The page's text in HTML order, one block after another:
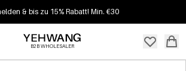
& bis zu 15% Rabatt! Min. €30
B2B WHOLESALER